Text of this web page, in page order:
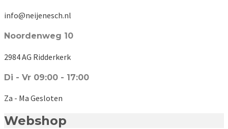
info@neijenesch.nl
Noordenweg 10
2984 AG Ridderkerk
Di - Vr 09:00 - 17:00
Za - Ma Gesloten
Webshop